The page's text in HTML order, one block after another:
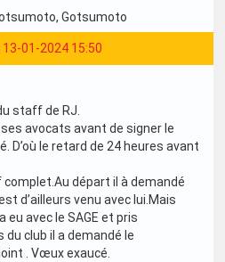
, Gotsumoto
13-01-2024 15:50
staff de RJ.
avocats avant de signer le
D’où le retard de 24 heures avant
départ il à demandé
d’ailleurs venu avec lui.Mais
eu avec le SAGE et pris
club il a demandé le
. Vœux exaucé.